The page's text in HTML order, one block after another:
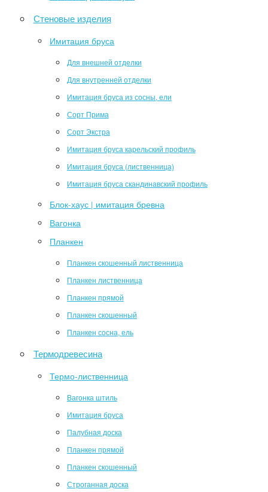
Стеновые изделия
Имитация бруса
Для внешней отделки
Для внутренней отделки
Имитация бруса из сосны, ели
Сорт Прима
Сорт Экстра
Имитация бруса карельский профиль
Имитация бруса (лиственница)
Имитация бруса скандинавский профиль
Блок-хаус | имитация бревна
Вагонка
Планкен
Планкен скошенный лиственница
Планкен лиственница
Планкен прямой
Планкен скошенный
Планкен сосна, ель
Термодревесина
Термо-лиственница
Вагонка штиль
Имитация бруса
Палубная доска
Планкен прямой
Планкен скошенный
Строганная доска